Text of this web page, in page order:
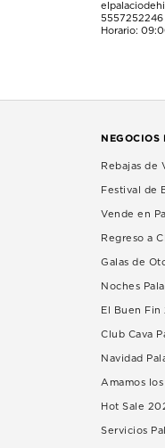
5557252246
Horario:
NEGOCIOS
Rebajas de
Festival de
Vende en
Regreso a
Galas de
Noches
El Buen Fin
Club Cava
Navidad
Amamos
Hot Sale
Servicios